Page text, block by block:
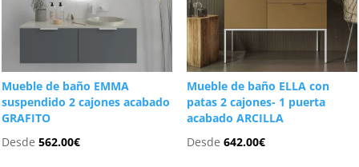
Mueble de baño EMMA
suspendido 2 cajones acabado
GRAFITO
Desde562.00€
Mueble de baño ELLA con
patas 2 cajones- 1 puerta
acabado ARCILLA
Desde 642.00€